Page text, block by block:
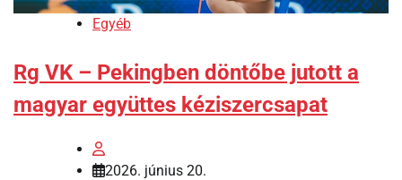
Egyéb
Rg VK – Pekingben döntőbe jutott a
magyar együttes kéziszercsapat
2026. június 20.